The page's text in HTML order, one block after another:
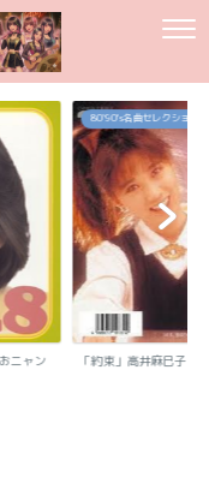
80`90's名曲セレクション
「純愛カウントダウン